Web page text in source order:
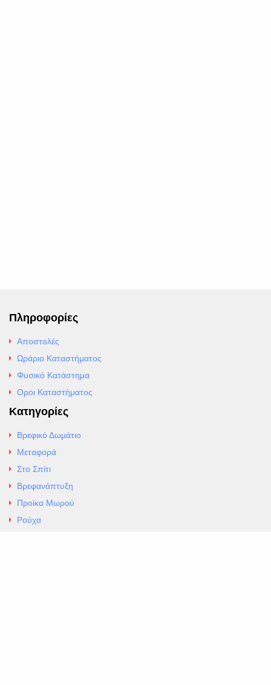
Πληροφορίες
Αποστολές
Ωράριο Καταστήματος
Φυσικό Κατάστημα
Οροι Καταστήματος
Κατηγορίες
Βρεφικό Δωμάτιο
Μεταφορά
Στο Σπίτι
Βρεφανάπτυξη
Προίκα Μωρού
Ρούχα